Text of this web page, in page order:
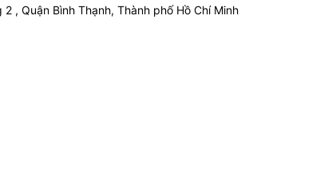
, Quận Bình Thạnh, Thành phố Hồ Chí Minh